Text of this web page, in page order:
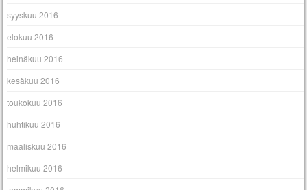
syyskuu 2016
elokuu 2016
heinäkuu 2016
kesäkuu 2016
toukokuu 2016
huhtikuu 2016
maaliskuu 2016
helmikuu 2016